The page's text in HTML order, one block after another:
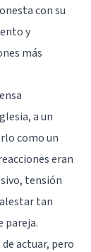
con su
y
más
a un
como un
eran
tensión
tan
pareja.
actuar, pero